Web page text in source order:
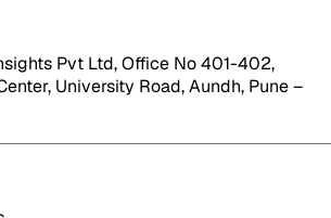
Pvt Ltd, Office No 401-402,
University Road, Aundh, Pune –